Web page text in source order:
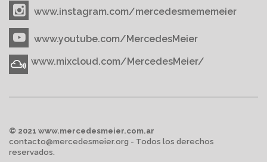
www.instagram.com/mercedesmememeier
www.youtube.com/MercedesMeier
www.mixcloud.com/MercedesMeier/
© 2021 www.mercedesmeier.com.ar
contacto@mercedesmeier.org - Todos los derechos
reservados.